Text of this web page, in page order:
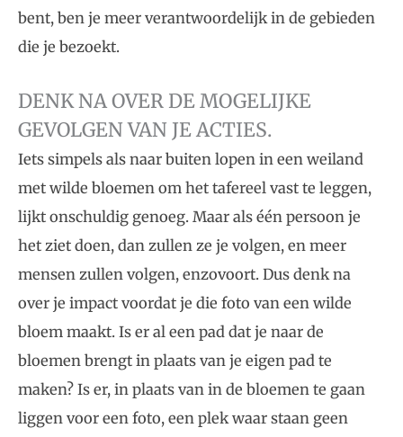
bent, ben je meer verantwoordelijk in de gebieden
die je bezoekt.
DENK NA OVER DE MOGELIJKE
GEVOLGEN VAN JE ACTIES.
Iets simpels als naar buiten lopen in een weiland
met wilde bloemen om het tafereel vast te leggen,
lijkt onschuldig genoeg. Maar als één persoon je
het ziet doen, dan zullen ze je volgen, en meer
mensen zullen volgen, enzovoort. Dus denk na
over je impact voordat je die foto van een wilde
bloem maakt. Is er al een pad dat je naar de
bloemen brengt in plaats van je eigen pad te
maken? Is er, in plaats van in de bloemen te gaan
liggen voor een foto, een plek waar staan geen